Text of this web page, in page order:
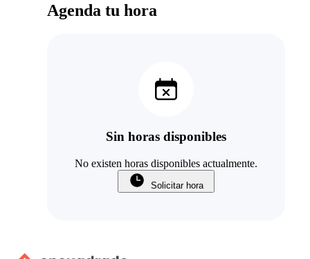
Agenda tu hora
Sin horas disponibles
No existen horas disponibles actualmente.
Solicitar hora